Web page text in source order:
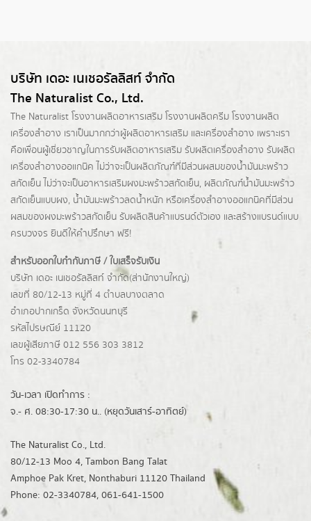
บริษัท เดอะ เนเชอรัลลิสท์ จำกัด
The Naturalist Co., Ltd.
The Naturalist โรงงานผลิตอาหารเสริม โรงงานผลิตครีม โรงงานผลิต
เครื่องสำอาง เราเป็นมากกว่าผู้ผลิตอาหารเสริม และเครื่องสำอาง เพราะเรา
คือเพื่อนผู้เชี่ยวชาญในการรับผลิตอาหารเสริม รับผลิตเครื่องสำอาง รับผลิต
เครื่องสำอางออแกนิค ไม่ว่าจะเป็นผลิตภัณฑ์ที่มีส่วนผสมของน้ำมันมะพร้าว
สกัดเย็น ไม่ว่าจะเป็นอาหารเสริมผงมะพร้าวสกัดเย็น, ผลิตภัณฑ์น้ำมันมะพร้าว
สกัดเย็นแบบผง, น้ำมันมะพร้าวลดน้ำหนัก หรือเครื่องสำอางออแกนิคที่มีส่วน
ผสมของผงมะพร้าวสกัดเย็น รับผลิตสินค้าแบรนด์ตัวเอง และสร้างแบรนด์แบบ
ครบวงจร ยินดีให้คำปรึกษา ฟรี!
สำหรับออกใบกำกับภาษี / ใบเสร็จรับเงิน
บริษัท เดอะ เนเชอรัลลิสท์ จำกัด(ส่านักงานใหญ่)
เลขที่ 80/12-13 หมู่ที่ 4 ตำบลบางตลาด
อำเภอปากเกร็ด จังหวัดนนทบุรี
รหัสไปรษณีย์ 11120
เลขผู้เสียภาษี 012 556 303 3812
โทร 02-3340784
วัน-เวลา เปิดทำการ :
จ.- ศ. 08:30-17:30 น.. (หยุดวันเสาร์-อาทิตย์)
The Naturalist Co., Ltd.
80/12-13 Moo 4, Tambon Bang Talat
Amphoe Pak Kret, Nonthaburi 11120 Thailand
Phone: 02-3340784, 061-641-1500